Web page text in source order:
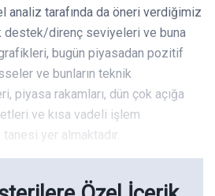
analiz tarafında da öneri verdiğimiz
destek/direnç seviyeleri ve buna
bugün piyasadan pozitif
ve bunların teknik
piyasa rakamları, dün çok açığa
ve kısa vadeli işlem
yer almaktadır.